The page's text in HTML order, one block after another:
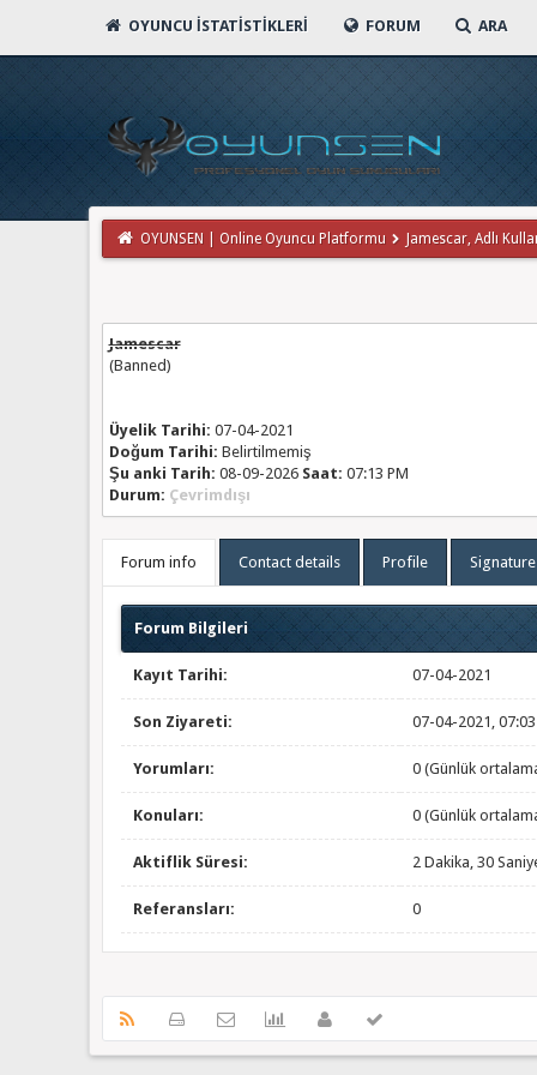
OYUNCU İSTATISTIKLERI FORUM ARA
OYUNSEN | Online Oyuncu Platformu Jamescar, Adlı
Jamescar
(Banned)
Üyelik Tarihi: 07-04-2021
Doğum Tarihi: Belirtilmemiş
Şu anki Tarih: 08-09-2026 Saat: 07:13 PM
Durum: Çevrimdışı
Forum info Contact details Profile Signature
Forum Bilgileri
Kayıt Tarihi: 07-04-2021
Son Ziyareti: 07-04-2021, 07:03
Yorumları: 0 (Günlük
Konuları: 0 (Günlük
Aktiflik Süresi: 2 Dakika, 30
Referansları: 0